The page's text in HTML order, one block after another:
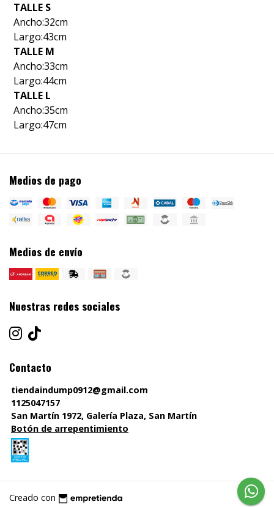
TALLE S
Ancho:32cm
Largo:43cm
TALLE M
Ancho:33cm
Largo:44cm
TALLE L
Ancho:35cm
Largo:47cm
Medios de pago
Medios de envío
Nuestras redes sociales
Contacto
tiendaindump0912@gmail.com
1125047157
San Martín 1972, Galería Plaza, San Martín
Botón de arrepentimiento
Creado con